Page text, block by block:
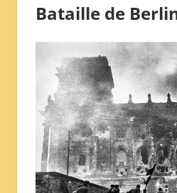
Bataille de